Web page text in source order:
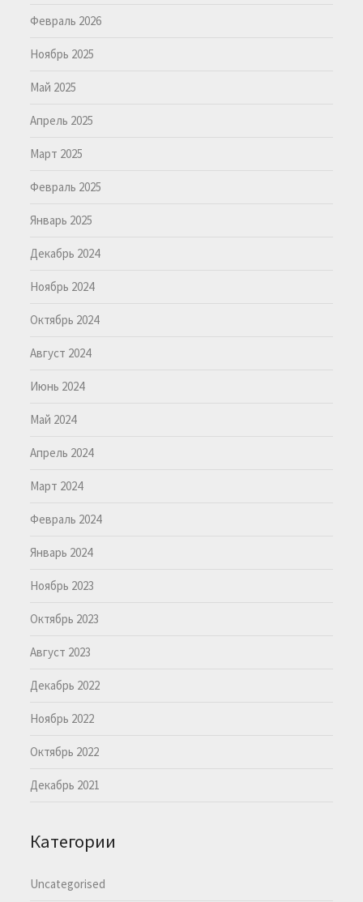
Февраль 2026
Ноябрь 2025
Май 2025
Апрель 2025
Март 2025
Февраль 2025
Январь 2025
Декабрь 2024
Ноябрь 2024
Октябрь 2024
Август 2024
Июнь 2024
Май 2024
Апрель 2024
Март 2024
Февраль 2024
Январь 2024
Ноябрь 2023
Октябрь 2023
Август 2023
Декабрь 2022
Ноябрь 2022
Октябрь 2022
Декабрь 2021
Категории
Uncategorised